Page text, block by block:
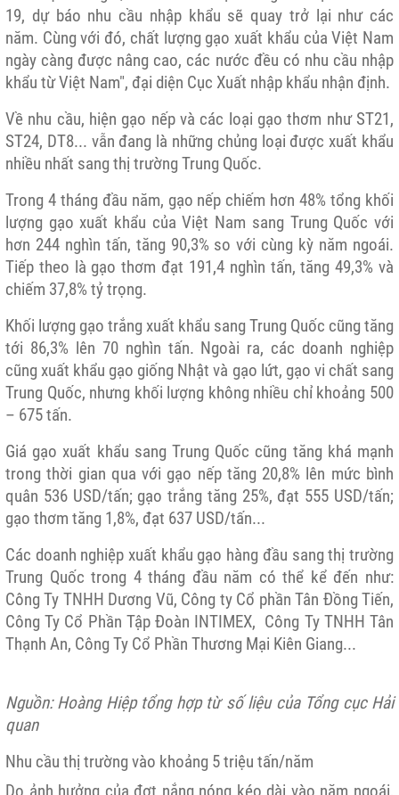
19, dự báo nhu cầu nhập khẩu sẽ quay trở lại như các
năm. Cùng với đó, chất lượng gạo xuất khẩu của Việt Nam
ngày càng được nâng cao, các nước đều có nhu cầu nhập
khẩu từ Việt Nam", đại diện Cục Xuất nhập khẩu nhận định.
Về nhu cầu, hiện gạo nếp và các loại gạo thơm như ST21,
ST24, DT8... vẫn đang là những chủng loại được xuất khẩu
nhiều nhất sang thị trường Trung Quốc.
Trong 4 tháng đầu năm, gạo nếp chiếm hơn 48% tổng khối
lượng gạo xuất khẩu của Việt Nam sang Trung Quốc với
hơn 244 nghìn tấn, tăng 90,3% so với cùng kỳ năm ngoái.
Tiếp theo là gạo thơm đạt 191,4 nghìn tấn, tăng 49,3% và
chiếm 37,8% tỷ trọng.
Khối lượng gạo trắng xuất khẩu sang Trung Quốc cũng tăng
tới 86,3% lên 70 nghìn tấn. Ngoài ra, các doanh nghiệp
cũng xuất khẩu gạo giống Nhật và gạo lứt, gạo vi chất sang
Trung Quốc, nhưng khối lượng không nhiều chỉ khoảng 500
– 675 tấn.
Giá gạo xuất khẩu sang Trung Quốc cũng tăng khá mạnh
trong thời gian qua với gạo nếp tăng 20,8% lên mức bình
quân 536 USD/tấn; gạo trắng tăng 25%, đạt 555 USD/tấn;
gạo thơm tăng 1,8%, đạt 637 USD/tấn...
Các doanh nghiệp xuất khẩu gạo hàng đầu sang thị trường
Trung Quốc trong 4 tháng đầu năm có thể kể đến như:
Công Ty TNHH Dương Vũ, Công ty Cổ phần Tân Đồng Tiến,
Công Ty Cổ Phần Tập Đoàn INTIMEX, Công Ty TNHH Tân
Thạnh An, Công Ty Cổ Phần Thương Mại Kiên Giang...
Nguồn: Hoàng Hiệp tổng hợp từ số liệu của Tổng cục Hải
quan
Nhu cầu thị trường vào khoảng 5 triệu tấn/năm